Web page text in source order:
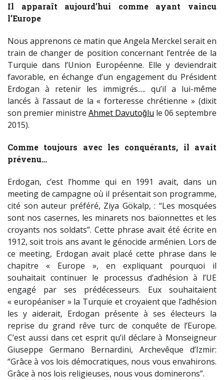
Il apparaît aujourd’hui comme ayant vaincu
l’Europe
Nous apprenons ce matin que Angela Merckel serait en
train de changer de position concernant l’entrée de la
Turquie dans l’Union Européenne. Elle y deviendrait
favorable, en échange d’un engagement du Président
Erdogan à retenir les immigrés…. qu’il a lui-même
lancés à l’assaut de la « forteresse chrétienne » (dixit
son premier ministre Ahmet Davutoğlu le 06 septembre
2015).
Comme toujours avec les conquérants, il avait
prévenu…
Erdogan, c’est l’homme qui en 1991 avait, dans un
meeting de campagne où il présentait son programme,
cité son auteur préféré, Ziya Gökalp, : “Les mosquées
sont nos casernes, les minarets nos baïonnettes et les
croyants nos soldats”. Cette phrase avait été écrite en
1912, soit trois ans avant le génocide arménien. Lors de
ce meeting, Erdogan avait placé cette phrase dans le
chapitre « Europe », en expliquant pourquoi il
souhaitait continuer le processus d’adhésion à l’UE
engagé par ses prédécesseurs. Eux souhaitaient
« européaniser » la Turquie et croyaient que l’adhésion
les y aiderait, Erdogan présente à ses électeurs la
reprise du grand rêve turc de conquête de l’Europe.
C’est aussi dans cet esprit qu’il déclare à Monseigneur
Giuseppe Germano Bernardini, Archevêque d’Izmir:
“Grâce à vos lois démocratiques, nous vous envahirons.
Grâce à nos lois religieuses, nous vous dominerons”.